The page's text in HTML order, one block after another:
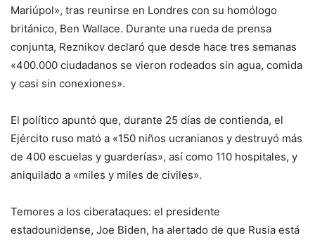
Mariúpol», tras reunirse en Londres con su homólogo
británico, Ben Wallace. Durante una rueda de prensa
conjunta, Reznikov declaró que desde hace tres semanas
«400.000 ciudadanos se vieron rodeados sin agua, comida
y casi sin conexiones».
El político apuntó que, durante 25 días de contienda, el
Ejército ruso mató a «150 niños ucranianos y destruyó más
de 400 escuelas y guarderías», así como 110 hospitales, y
aniquilado a «miles y miles de civiles».
Temores a los ciberataques: el presidente
estadounidense, Joe Biden, ha alertado de que Rusia está